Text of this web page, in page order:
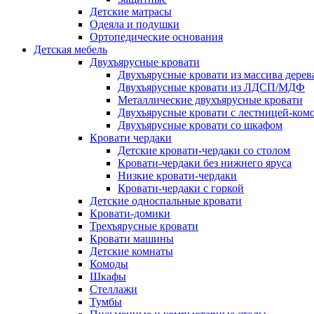
Детские матрасы
Одеяла и подушки
Ортопедические основания
Детская мебель
Двухъярусные кровати
Двухъярусные кровати из массива
Двухъярусные кровати из ЛДСП/МДФ
Металлические двухъярусные кровати
Двухъярусные кровати с лестницей-
Двухъярусные кровати со шкафом
Кровати чердаки
Детские кровати-чердаки со столом
Кровати-чердаки без нижнего яруса
Низкие кровати-чердаки
Кровати-чердаки с горкой
Детские односпальные кровати
Кровати-домики
Трехъярусные кровати
Кровати машины
Детские комнаты
Комоды
Шкафы
Стеллажи
Тумбы